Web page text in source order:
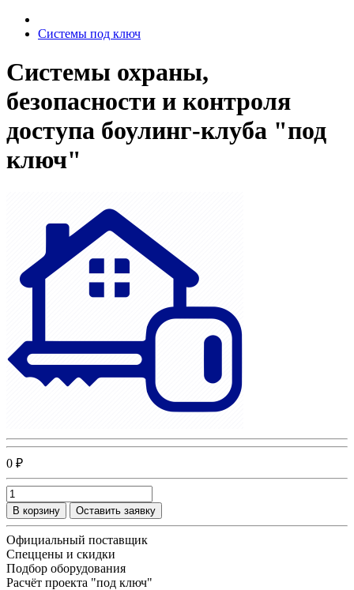
Системы под ключ
Системы охраны,
безопасности и контроля
доступа боулинг-клуба "под
ключ"
0 ₽
В корзину Оставить заявку
Официальный поставщик
Спеццены и скидки
Подбор оборудования
Расчёт проекта "под ключ"